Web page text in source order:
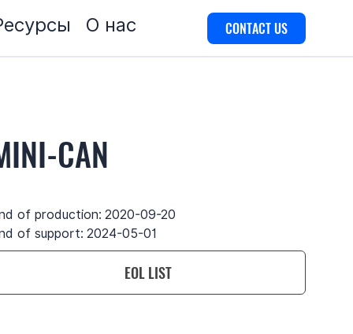
О нас CONTACT US
CAN
of production: 2020-09-20
of support: 2024-05-01
EOL LIST